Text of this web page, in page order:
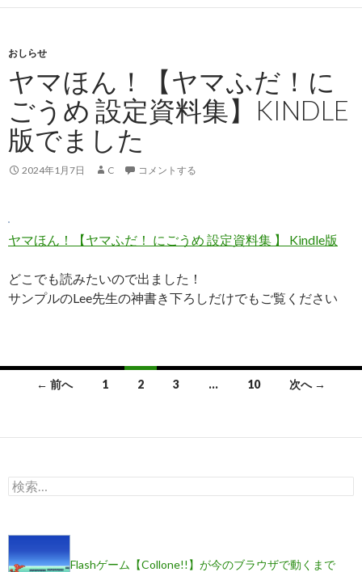
おしらせ
ヤマほん！【ヤマふだ！に
ごうめ 設定資料集】KINDLE
版でました
2024年1月7日 C コメントする
ヤマほん！【ヤマふだ！ にごうめ 設定資料集 】 Kindle版
どこでも読みたいので出ました！
サンプルのLee先生の神書き下ろしだけでもご覧ください
ナ
ゲ
シ
← 前へ 1 2 3 … 10 次へ →
検
索:
Flashゲーム【Collone!!】が今のブラウザで動くまで